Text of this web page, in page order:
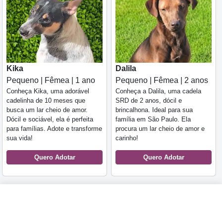
Kika
Pequeno | Fêmea | 1 ano
Conheça Kika, uma adorável
cadelinha de 10 meses que
busca um lar cheio de amor.
Dócil e sociável, ela é perfeita
para famílias. Adote e transforme
sua vida!
Quero Adotar
Dalila
Pequeno | Fêmea | 2 anos
Conheça a Dalila, uma cadela
SRD de 2 anos, dócil e
brincalhona. Ideal para sua
família em São Paulo. Ela
procura um lar cheio de amor e
carinho!
Quero Adotar